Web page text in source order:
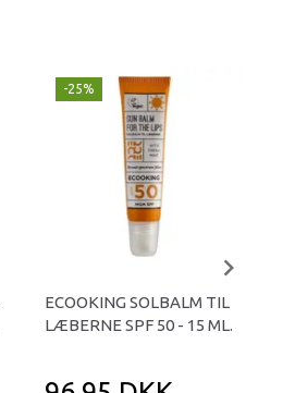
-25%
ECOOKING SOLBALM TIL
LÆBERNE SPF 50 - 15 ML.